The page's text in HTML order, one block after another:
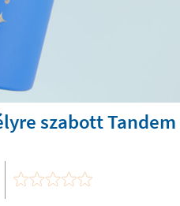
szabott Tandem